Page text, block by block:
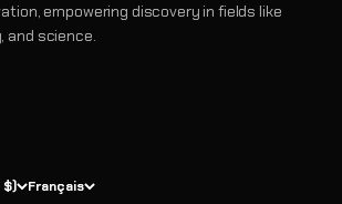
empowering discovery in fields like
and science.
$) Français